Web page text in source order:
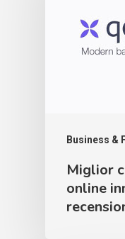
Business &
Miglior
online